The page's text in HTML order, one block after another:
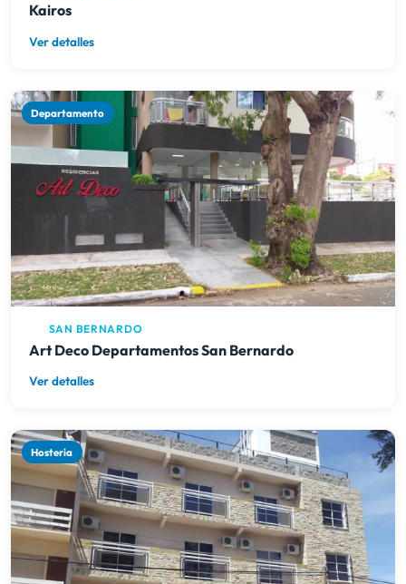
Kairos
Ver detalles
Departamento
SAN BERNARDO
Art Deco Departamentos San Bernardo
Ver detalles
Hosteria